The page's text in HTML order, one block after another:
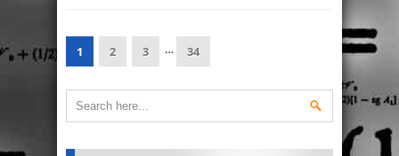
1 2 3 … 34